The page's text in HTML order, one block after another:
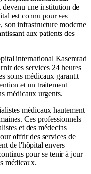
devenu une institution de
est connu pour ses
son infrastructure moderne
aux patients des
international Kasemrad
des services 24 heures
soins médicaux garantit
et un traitement
médicaux urgents.
médicaux hautement
Ces professionnels
et des médecins
offrir des services de
de l'hôpital envers
pour se tenir à jour
médicaux.